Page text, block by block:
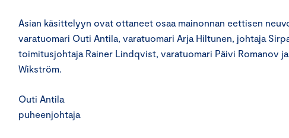
Asian käsittelyyn ovat ottaneet osaa mainonnan eettisen
varatuomari Outi Antila, varatuomari Arja Hiltunen, johtaja
toimitusjohtaja Rainer Lindqvist, varatuomari Päivi Romanov
Wikström.
Outi Antila
puheenjohtaja